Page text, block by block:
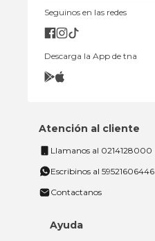
Seguinos en las redes
Descarga la App de tna
Atención al cliente
Llamanos al 0214128000
Escribinos al 59521606446
Contactanos
Ayuda